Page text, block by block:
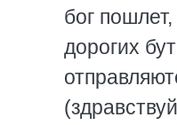
бог
дорогих